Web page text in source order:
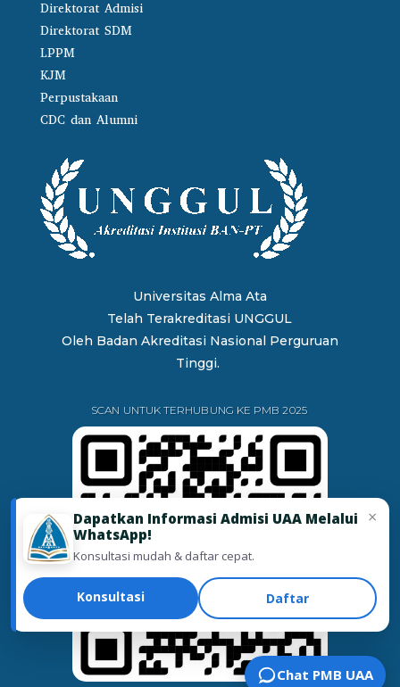
Direktorat Admisi
Direktorat SDM
LPPM
KJM
Perpustakaan
CDC dan Alumni
Universitas Alma Ata
Telah Terakreditasi UNGGUL
Oleh Badan Akreditasi Nasional Perguruan
Tinggi.
SCAN UNTUK TERHUBUNG KE PMB 2025
Chat PMB UAA
×
Dapatkan Informasi Admisi UAA Melalui
WhatsApp!
Konsultasi mudah & daftar cepat.
Konsultasi Daftar